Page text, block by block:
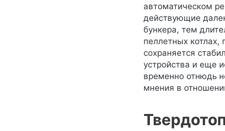
автоматическом
действующие
бункера, тем
пеллетных котлах,
сохраняется
устройства и еще
временно отнюдь
мнения в